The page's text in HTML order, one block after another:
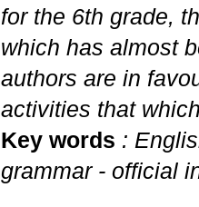
for the 6th grade,
which has almost
authors are in
activities that
Key words :
grammar - official